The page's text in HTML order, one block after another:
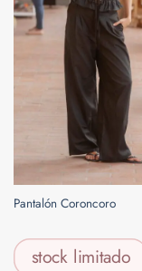
Pantalón Coroncoro
stock limitado
$ 220.000